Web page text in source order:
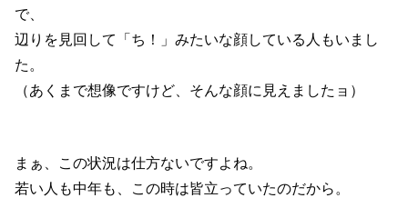
で、
辺りを見回して「ち！」みたいな顔している人もいまし
た。
（あくまで想像ですけど、そんな顔に見えましたョ）
まぁ、この状況は仕方ないですよね。
若い人も中年も、この時は皆立っていたのだから。